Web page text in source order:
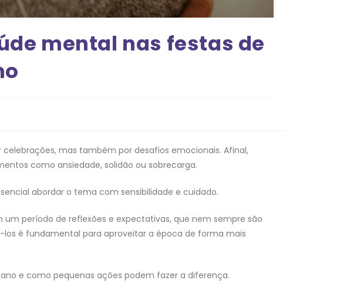
mental nas festas de
mas também por desafios emocionais. Afinal,
como ansiedade, solidão ou sobrecarga.
abordar o tema com sensibilidade e cuidado.
período de reflexões e expectativas, que nem sempre são
é fundamental para aproveitar a época de forma mais
e como pequenas ações podem fazer a diferença.